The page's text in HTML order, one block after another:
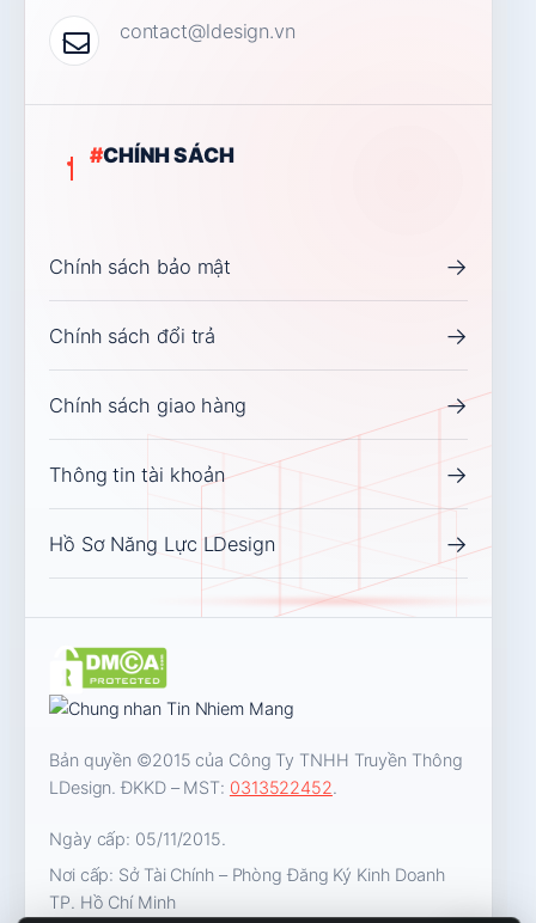
contact@ldesign.vn
#CHÍNH SÁCH
Chính sách bảo mật →
Chính sách đổi trả →
Chính sách giao hàng →
Thông tin tài khoản →
Hồ Sơ Năng Lực LDesign →
Bản quyền ©2015 của Công Ty TNHH Truyền Thông
LDesign. ĐKKD – MST: 0313522452.
Ngày cấp: 05/11/2015.
Nơi cấp: Sở Tài Chính – Phòng Đăng Ký Kinh Doanh
TP. Hồ Chí Minh